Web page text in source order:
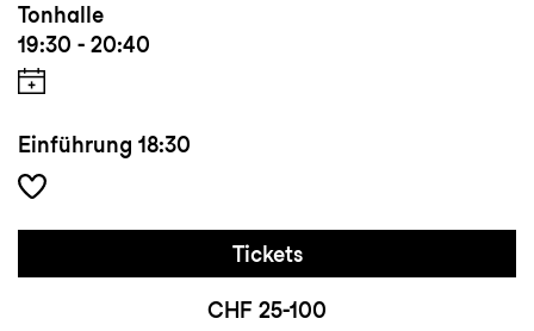
Tonhalle
19:30 - 20:40
Einführung 18:30
Tickets
CHF 25-100